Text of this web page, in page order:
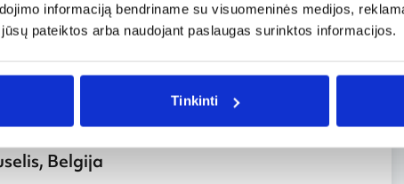
informaciją bendriname su visuomeninės medijos,
pateiktos arba naudojant paslaugas surinktos informacijos.
Tinkinti
(Grand Place). Nuo XI a. joje vykdavo turgus, o
bene įspūdingiausias – „Gėlių kilimas“ (Tapis de
Aikštę užpildo apie 700 tūkst. begonijų žiedų, iš
iš viršaus, iš miesto Rotušės balkono.
Belgija